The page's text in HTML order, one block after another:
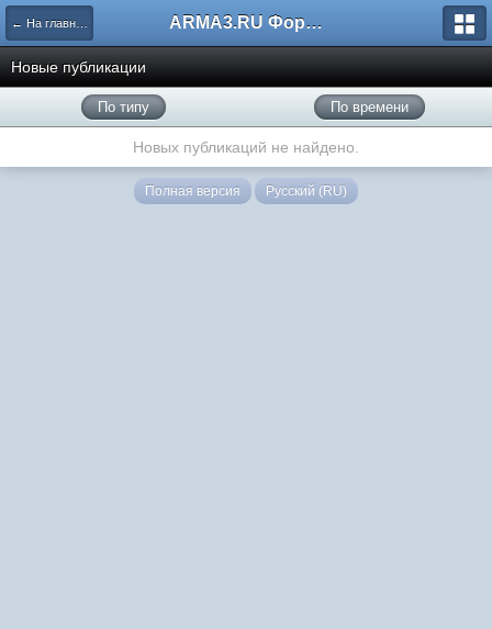
← На главную ARMA3.RU Форум
Новые публикации
По типу По времени
Новых публикаций не найдено.
Полная версия Русский (RU)